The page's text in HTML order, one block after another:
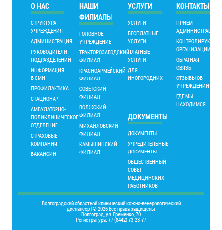
О НАС
СТРУКТУРА
УЧРЕЖДЕНИЯ
АДМИНИСТРАЦИЯ
РУКОВОДИТЕЛИ
ПОДРАЗДЕЛЕНИЙ
ИНФОРМАЦИЯ
В СМИ
ПРОФИЛАКТИКА
СТАЦИОНАР
АМБУЛАТОРНО-
ПОЛИКЛИНИЧЕСКОЕ
ОТДЕЛЕНИЕ
СТРАХОВЫЕ
КОМПАНИИ
ВАКАНСИИ
НАШИ
ФИЛИАЛЫ
ГОЛОВНОЕ
УЧРЕЖДЕНИЕ
ТРАКТОРОЗАВОДСКИЙ
ФИЛИАЛ
КРАСНОАРМЕЙСКИЙ
ФИЛИАЛ
СОВЕТСКИЙ
ФИЛИАЛ
ВОЛЖСКИЙ
ФИЛИАЛ
МИХАЙЛОВСКИЙ
ФИЛИАЛ
КАМЫШИНСКИЙ
ФИЛИАЛ
УСЛУГИ
УСЛУГИ
БЕСПЛАТНЫЕ
УСЛУГИ
ПЛАТНЫЕ
УСЛУГИ
ДЛЯ
ИНОГОРОДНИХ
КОНТАКТЫ
ПРИЕМ
АДМИНИСТРАЦИИ
КОНТРОЛИРУЮЩИЕ
ОРГАНИЗАЦИИ
ОБРАТНАЯ
СВЯЗЬ
ОТЗЫВЫ ОБ
УЧРЕЖДЕНИИ
ГДЕ МЫ
НАХОДИМСЯ
ДОКУМЕНТЫ
ДОКУМЕНТЫ
УЧРЕДИТЕЛЬНЫЕ
ДОКУМЕНТЫ
ОБЩЕСТВЕННЫЙ
СОВЕТ
МЕДИЦИНСКИХ
РАБОТНИКОВ
Волгоградский областной клинический кожно-венерологический
диспансер | © 2026 Все права защищены
Волгоград, ул. Еременко, 70
Регистратура: +7 (8442) 73-23-77